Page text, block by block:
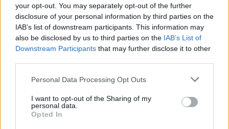
your opt-out. You may separately opt-out of the further
disclosure of your personal information by third parties on the
IAB’s list of downstream participants. This information may
also be disclosed by us to third parties on the IAB’s List of
Downstream Participants that may further disclose it to other
Personal Data Processing Opt Outs
I want to opt-out of the Sharing of my
personal data.
Opted In
Vilniaus centre – autobuso vairuotojo pamokos
dviratininkui
Žinios Videobumas
Pareigūnams atitekęs vaizdo įrašas atsirūgo dviem
Žinios | Lietuvos diena